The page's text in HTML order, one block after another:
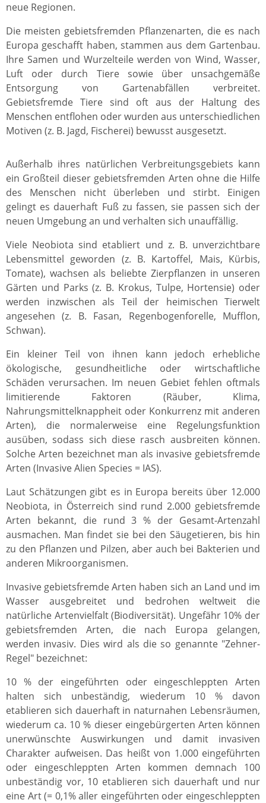
neue Regionen.
Die meisten gebietsfremden Pflanzenarten, die es nach
Europa geschafft haben, stammen aus dem Gartenbau.
Ihre Samen und Wurzelteile werden von Wind, Wasser,
Luft oder durch Tiere sowie über unsachgemäße
Entsorgung von Gartenabfällen verbreitet.
Gebietsfremde Tiere sind oft aus der Haltung des
Menschen entflohen oder wurden aus unterschiedlichen
Motiven (z. B. Jagd, Fischerei) bewusst ausgesetzt.
Außerhalb ihres natürlichen Verbreitungsgebiets kann
ein Großteil dieser gebietsfremden Arten ohne die Hilfe
des Menschen nicht überleben und stirbt. Einigen
gelingt es dauerhaft Fuß zu fassen, sie passen sich der
neuen Umgebung an und verhalten sich unauffällig.
Viele Neobiota sind etabliert und z. B. unverzichtbare
Lebensmittel geworden (z. B. Kartoffel, Mais, Kürbis,
Tomate), wachsen als beliebte Zierpflanzen in unseren
Gärten und Parks (z. B. Krokus, Tulpe, Hortensie) oder
werden inzwischen als Teil der heimischen Tierwelt
angesehen (z. B. Fasan, Regenbogenforelle, Mufflon,
Schwan).
Ein kleiner Teil von ihnen kann jedoch erhebliche
ökologische, gesundheitliche oder wirtschaftliche
Schäden verursachen. Im neuen Gebiet fehlen oftmals
limitierende Faktoren (Räuber, Klima,
Nahrungsmittelknappheit oder Konkurrenz mit anderen
Arten), die normalerweise eine Regelungsfunktion
ausüben, sodass sich diese rasch ausbreiten können.
Solche Arten bezeichnet man als invasive gebietsfremde
Arten (Invasive Alien Species = IAS).
Laut Schätzungen gibt es in Europa bereits über 12.000
Neobiota, in Österreich sind rund 2.000 gebietsfremde
Arten bekannt, die rund 3 % der Gesamt-Artenzahl
ausmachen. Man findet sie bei den Säugetieren, bis hin
zu den Pflanzen und Pilzen, aber auch bei Bakterien und
anderen Mikroorganismen.
Invasive gebietsfremde Arten haben sich an Land und im
Wasser ausgebreitet und bedrohen weltweit die
natürliche Artenvielfalt (Biodiversität). Ungefähr 10% der
gebietsfremden Arten, die nach Europa gelangen,
werden invasiv. Dies wird als die so genannte "Zehner-
Regel" bezeichnet:
10 % der eingeführten oder eingeschleppten Arten
halten sich unbeständig, wiederum 10 % davon
etablieren sich dauerhaft in naturnahen Lebensräumen,
wiederum ca. 10 % dieser eingebürgerten Arten können
unerwünschte Auswirkungen und damit invasiven
Charakter aufweisen. Das heißt von 1.000 eingeführten
oder eingeschleppten Arten kommen demnach 100
unbeständig vor, 10 etablieren sich dauerhaft und nur
eine Art (= 0,1% aller eingeführten oder eingeschleppten